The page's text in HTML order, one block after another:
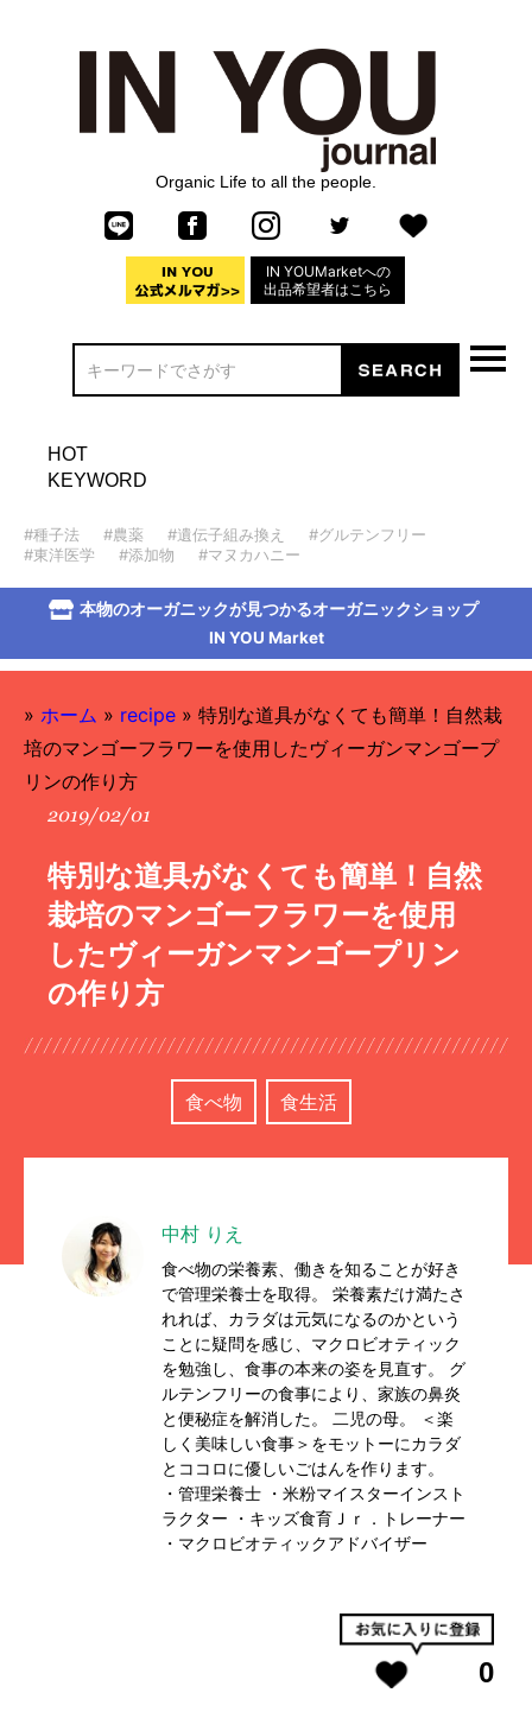
Organic Life to all the people.
IN YOUMarketへの
出品希望者はこちら
HOT
KEYWORD
#種子法 #農薬 #遺伝子組み換え
#グルテンフリー
#東洋医学
#添加物 #マヌカハニー
本物のオーガニックが見つかるオーガニックショップ
IN YOU Market
» ホーム » recipe » 特別な道具がなくても簡単！自然栽
培のマンゴーフラワーを使用したヴィーガンマンゴープ
リンの作り方
2019/02/01
特別な道具がなくても簡単！自然
栽培のマンゴーフラワーを使用
したヴィーガンマンゴープリン
の作り方
食べ物 食生活
中村 りえ
食べ物の栄養素、働きを知ることが好き
で管理栄養士を取得。 栄養素だけ満たさ
れれば、カラダは元気になるのかという
ことに疑問を感じ、マクロビオティック
を勉強し、食事の本来の姿を見直す。 グ
ルテンフリーの食事により、家族の鼻炎
と便秘症を解消した。 二児の母。 ＜楽
しく美味しい食事＞をモットーにカラダ
とココロに優しいごはんを作ります。
・管理栄養士 ・米粉マイスターインスト
ラクター ・キッズ食育Ｊｒ．トレーナー
・マクロビオティックアドバイザー
0